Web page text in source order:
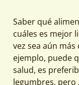
Saber qué
cuáles es mejor
vez sea aún
ejemplo, puede
salud, es
legumbres,